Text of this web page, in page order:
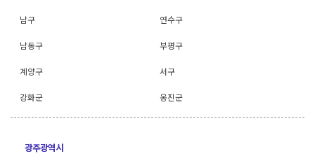
남구 연수구
남동구 부평구
계양구 서구
강화군 옹진군
광주광역시